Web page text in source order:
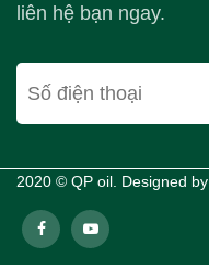
liên hệ bạn ngay.
2020 © QP oil. Designed by